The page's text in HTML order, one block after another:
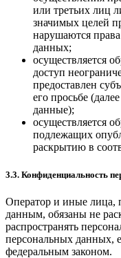
или третьих лиц
значимых целей
нарушаются
данных;
осуществляется
доступ
предоставлен
его просьбе
данные);
осуществляется
подлежащих
раскрытию в
3.3. Конфиденциальность
Оператор и иные лица,
данным, обязаны не
распространять
персональных данных,
федеральным законом.